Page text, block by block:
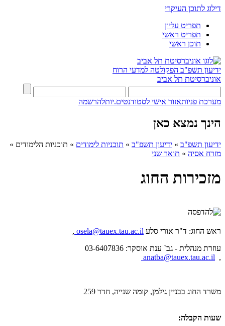
דילוג לתוכן העיקרי
תפריט עליון
תפריט ראשי
תוכן ראשי
ידיעון תשפ"ב הפקולטה למדעי הרוח
אוניברסיטת תל אביב
מערכת פניותאזור אישי לסטודנטים.יותלהרשמה
הינך נמצא כאן
ידיעון תשפ"ב » ידיעון תשפ"ב » תוכניות לימודים » תוכניות הלימודים »
מזרח אסיה » תואר שני
מזכירות החוג
ראש החוג: ד"ר אורי סלע , osela@tauex.tau.ac.il
עוזרת מנהלית - גב` ענת אוסקר:‏ 03-6407836
,
anatba@tauex.tau.ac.il
​משרד החוג בבניין גילמן, קומה שנייה, חדר 259
​שעות הקבלה: